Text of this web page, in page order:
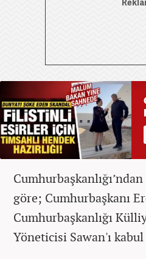
göre; Cumhurbaşkanı
Cumhurbaşkanlığı
Yöneticisi Sawan'ı